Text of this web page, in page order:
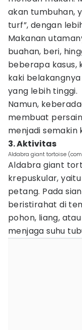
akan tumbuhan,
turf”, dengan
Makanan
buahan, beri,
beberapa kasus,
kaki
yang lebih tinggi.
Namun,
membuat
menjadi semakin
3. Aktivitas
Aldabra giant tortoise
Aldabra giant
krepuskular,
petang. Pada
beristirahat di
pohon, liang,
menjaga suhu